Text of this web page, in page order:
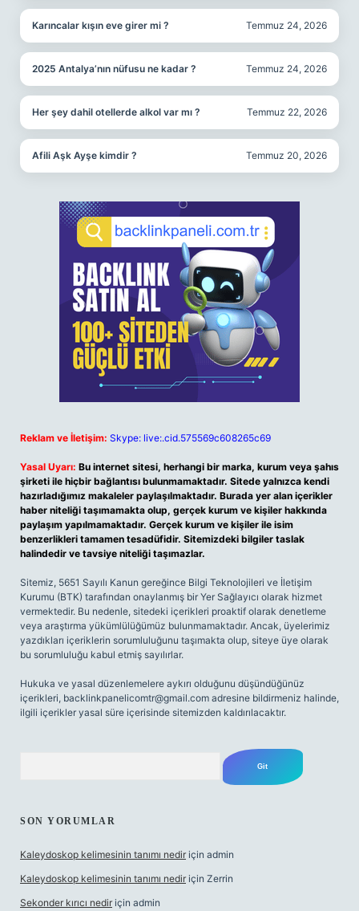
Karıncalar kışın eve girer mi ? Temmuz 24, 2026
2025 Antalya’nın nüfusu ne kadar ? Temmuz 24, 2026
Her şey dahil otellerde alkol var mı ? Temmuz 22, 2026
Afili Aşk Ayşe kimdir ? Temmuz 20, 2026
Reklam ve İletişim: Skype: live:.cid.575569c608265c69
Yasal Uyarı: Bu internet sitesi, herhangi bir marka, kurum veya şahıs
şirketi ile hiçbir bağlantısı bulunmamaktadır. Sitede yalnızca kendi
hazırladığımız makaleler paylaşılmaktadır. Burada yer alan içerikler
haber niteliği taşımamakta olup, gerçek kurum ve kişiler hakkında
paylaşım yapılmamaktadır. Gerçek kurum ve kişiler ile isim
benzerlikleri tamamen tesadüfidir. Sitemizdeki bilgiler taslak
halindedir ve tavsiye niteliği taşımazlar.
Sitemiz, 5651 Sayılı Kanun gereğince Bilgi Teknolojileri ve İletişim
Kurumu (BTK) tarafından onaylanmış bir Yer Sağlayıcı olarak hizmet
vermektedir. Bu nedenle, sitedeki içerikleri proaktif olarak denetleme
veya araştırma yükümlülüğümüz bulunmamaktadır. Ancak, üyelerimiz
yazdıkları içeriklerin sorumluluğunu taşımakta olup, siteye üye olarak
bu sorumluluğu kabul etmiş sayılırlar.
Hukuka ve yasal düzenlemelere aykırı olduğunu düşündüğünüz
içerikleri, backlinkpanelicomtr@gmail.com adresine bildirmeniz halinde,
ilgili içerikler yasal süre içerisinde sitemizden kaldırılacaktır.
SON YORUMLAR
Kaleydoskop kelimesinin tanımı nedir için admin
Kaleydoskop kelimesinin tanımı nedir için Zerrin
Sekonder kırıcı nedir için admin